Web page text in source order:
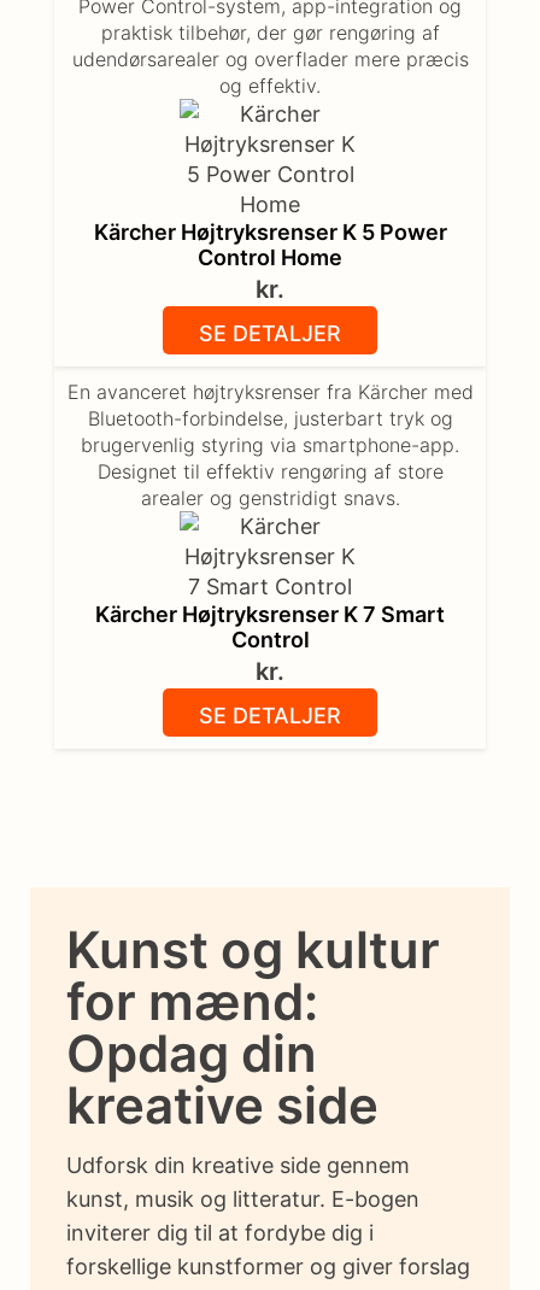
Kärcher Højtryksrenser K 5 Power
Control Home
Power Control-system, app-integration og
praktisk tilbehør, der gør rengøring af
udendørsarealer og overflader mere præcis
og effektiv.
kr.
SE DETALJER
Kärcher Højtryksrenser K 7 Smart
Control
En avanceret højtryksrenser fra Kärcher med
Bluetooth-forbindelse, justerbart tryk og
brugervenlig styring via smartphone-app.
Designet til effektiv rengøring af store
arealer og genstridigt snavs.
kr.
SE DETALJER
Kunst og kultur
for mænd:
Opdag din
kreative side
Udforsk din kreative side gennem
kunst, musik og litteratur. E-bogen
inviterer dig til at fordybe dig i
forskellige kunstformer og giver forslag